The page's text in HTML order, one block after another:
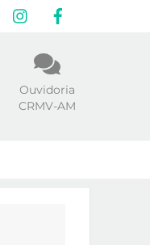
Ouvidoria
CRMV-AM
Instagram